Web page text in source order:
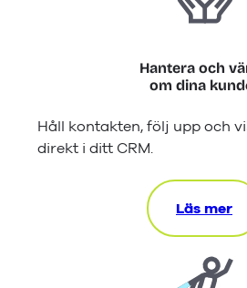
Hantera och
om dina
Håll kontakten, följ upp och
direkt i ditt CRM.
Läs mer